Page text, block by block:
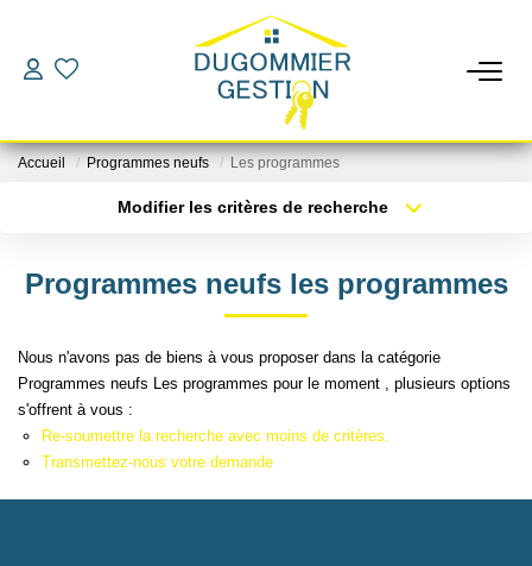
LOCATIONS
Accueil Programmes neufs Les programmes
Modifier les critères de recherche
Surface min Budget max
Plus de critères Créer une alerte
Programmes neufs les programmes
Nous n'avons pas de biens à vous proposer dans la catégorie
Programmes neufs Les programmes pour le moment , plusieurs options
s'offrent à vous :
Re-soumettre la recherche avec moins de critères.
Transmettez-nous votre demande